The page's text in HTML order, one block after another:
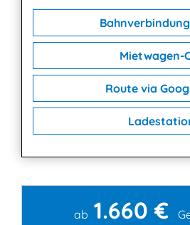
Mietwagen-
Route via
Kontakt
ab 1.660 €